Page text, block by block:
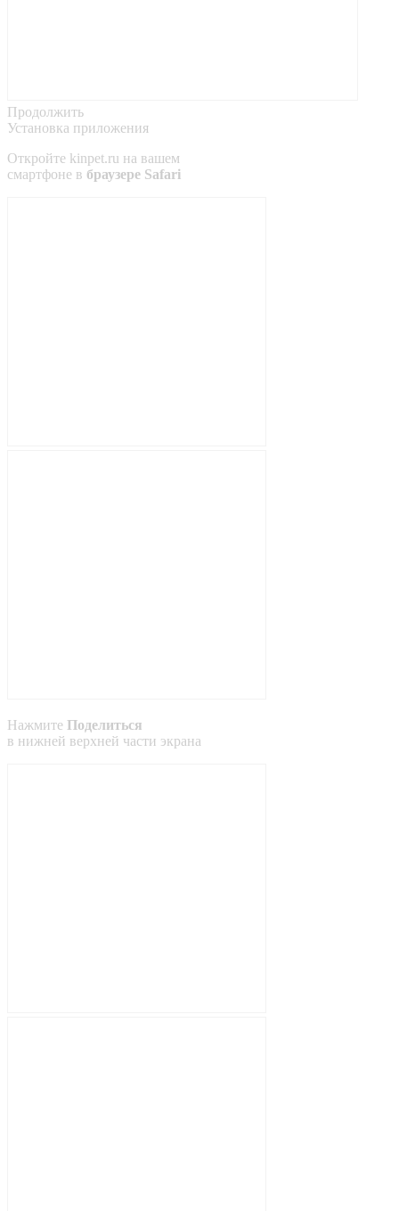
Продолжить
Установка приложения
Откройте kinpet.ru на вашем
смартфоне в браузере Safari
Нажмите Поделиться
в нижней верхней части экрана